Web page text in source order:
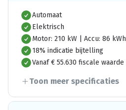
Automaat
Elektrisch
Motor: 210 kW | Accu: 86 kWh
18% indicatie bijtelling
Vanaf € 55.630 fiscale waarde
Toon meer specificaties